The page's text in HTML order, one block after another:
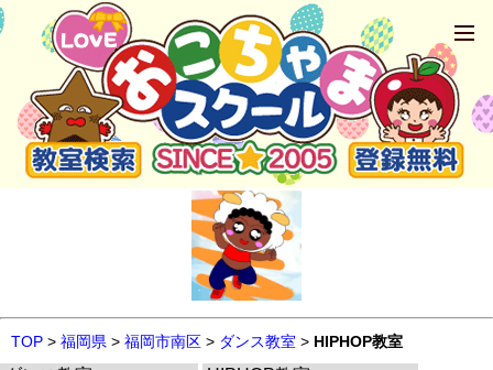
TOP > 福岡県 > 福岡市南区 > ダンス教室 > HIPHOP教室